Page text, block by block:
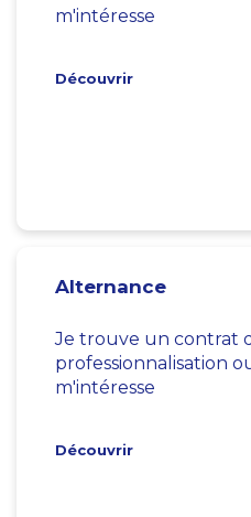
m'intéresse
Découvrir
Alternance
Je trouve un contrat
professionnalisation
m'intéresse
Découvrir